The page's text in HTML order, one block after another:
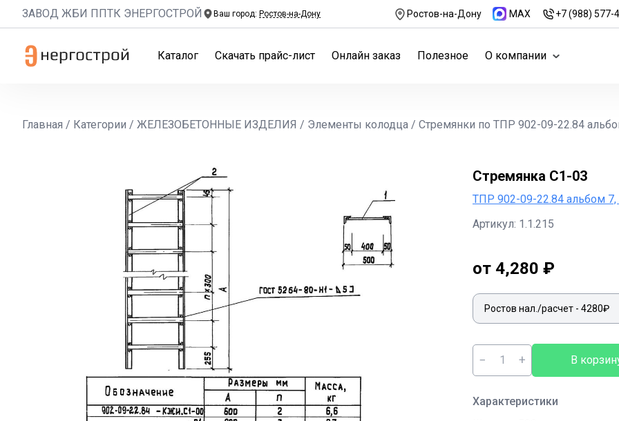
ЗАВОД ЖБИ ППТК ЭНЕРГОСТРОЙ Ваш город: Ростов-на-Дону Ростов-на-Дону MAX +7 (988) 577-
Каталог Скачать прайс-лист Онлайн заказ Полезное О компании
Главная / Категории / ЖЕЛЕЗОБЕТОННЫЕ ИЗДЕЛИЯ / Элементы колодца / Стремянки по ТПР 902-09-22.84
Стремянка С1-03
ТПР 902-09-22.84 альбом
Артикул: 1.1.215
от 4,280 ₽
− + В
Характеристики